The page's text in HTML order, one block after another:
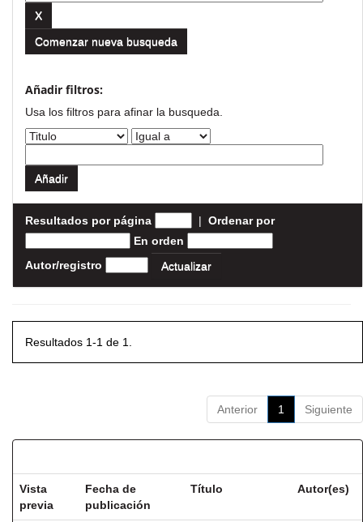
Comenzar nueva busqueda
Añadir filtros:
Usa los filtros para afinar la busqueda.
Resultados por página | Ordenar por
En orden
Autor/registro
Resultados 1-1 de 1.
Anterior 1 Siguiente
Vista
previa
Fecha de
publicación
Título Autor(es)